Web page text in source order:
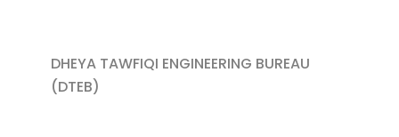
DHEYA TAWFIQI ENGINEERING BUREAU
(DTEB)